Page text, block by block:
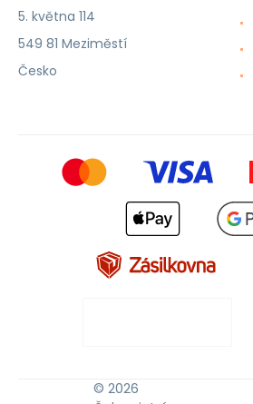
5. května 114
549 81 Meziměstí
Česko
© 2026